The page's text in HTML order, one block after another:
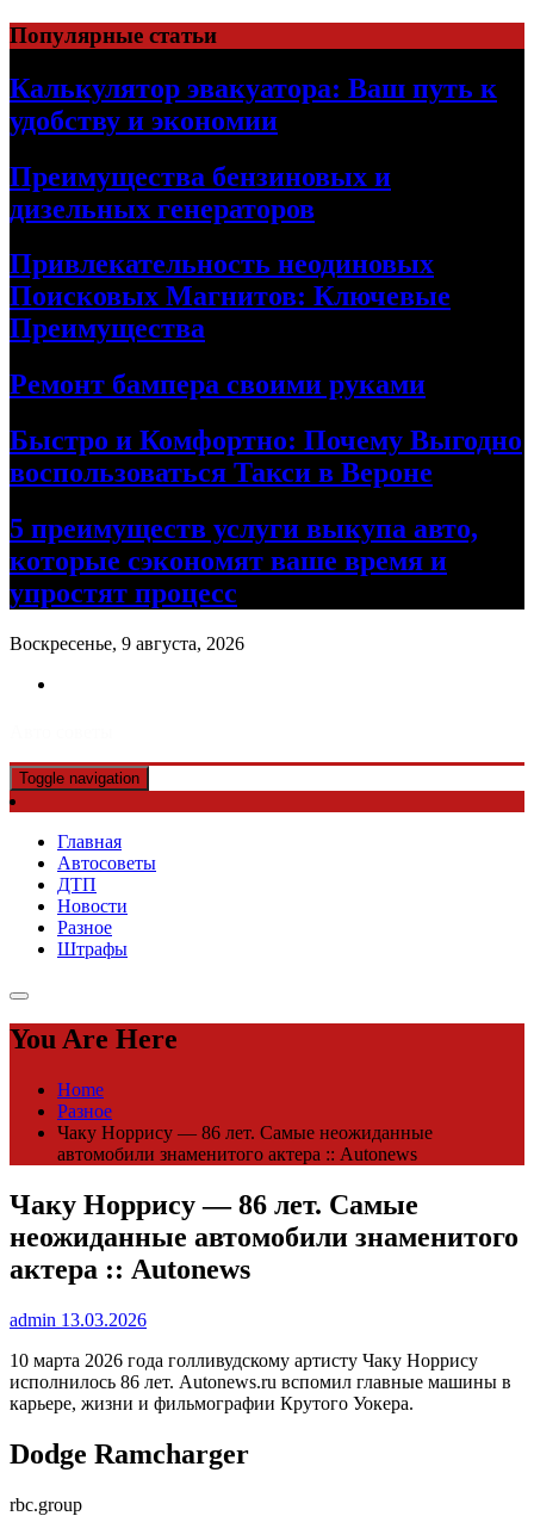
Skip
to
content
Популярные статьи
Калькулятор эвакуатора: Ваш путь к
удобству и экономии
Преимущества бензиновых и
дизельных генераторов
Привлекательность неодиновых
Поисковых Магнитов: Ключевые
Преимущества
Ремонт бампера своими руками
Быстро и Комфортно: Почему Выгодно
воспользоваться Такси в Вероне
5 преимуществ услуги выкупа авто,
которые сэкономят ваше время и
упростят процесс
Воскресенье, 9 августа, 2026
Toggle navigation
Главная
Автосоветы
ДТП
Новости
Разное
Штрафы
You Are Here
Home
Разное
Чаку Норрису — 86 лет. Самые неожиданные
автомобили знаменитого актера :: Autonews
Чаку Норрису — 86 лет. Самые
неожиданные автомобили знаменитого
актера :: Autonews
admin 13.03.2026
10 марта 2026 года голливудскому артисту Чаку Норрису
исполнилось 86 лет. Autonews.ru вспомил главные машины в
карьере, жизни и фильмографии Крутого Уокера.
Dodge Ramcharger
rbc.group